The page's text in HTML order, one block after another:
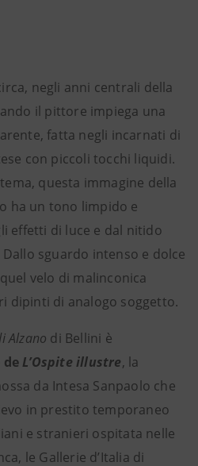
negli anni centrali della
il pittore impiega una
fatta negli incarnati di
con piccoli tocchi liquidi.
questa immagine della
ha un tono limpido e
effetti di luce e dal nitido
sguardo intenso e dolce
velo di malinconica
dipinti di analogo soggetto.
Alzano di Bellini è
de L’Ospite illustre, la
da Intesa Sanpaolo che
in prestito temporaneo
e stranieri ospitata nelle
le Gallerie d’Italia di